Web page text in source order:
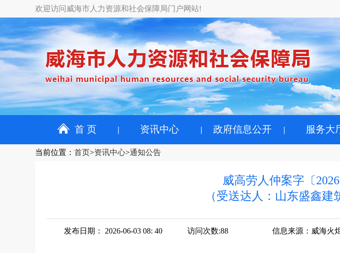
欢迎访问威海市人力资源和社会保障局门户网站!
首 页 资讯中心 政府信息公开 服务大
当前位置 ： 首页>资讯中心>通知公告
威高劳人仲案字〔
（受送达人：山东盛鑫建
发布日期： 2026-06-03 08: 40 访问次数:88 信息来源： 威海火